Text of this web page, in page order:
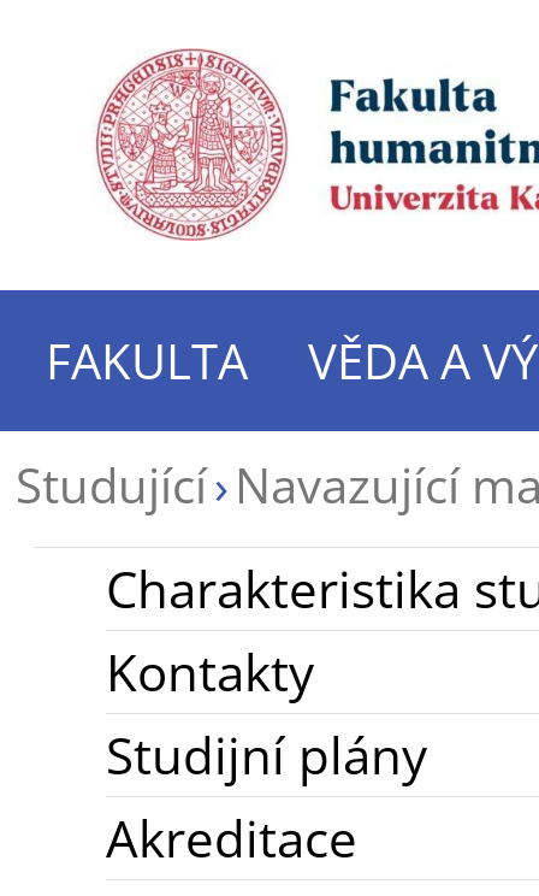
FAKULTA
VĚDA A
Studující Navazující
Charakteristika
Kontakty
Studijní plány
Akreditace